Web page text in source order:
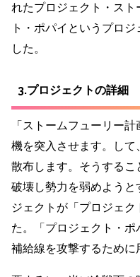
れたプロジェクト・ス
ト・ポパイというプロ
した。
3.プロジェクトの詳細
「ストームフューリー
機を突入させます。し
散布します。そうする
破壊し勢力を弱めようと
ジェクトが「プロジェ
た。「プロジェクト・
補給線を攻撃するために